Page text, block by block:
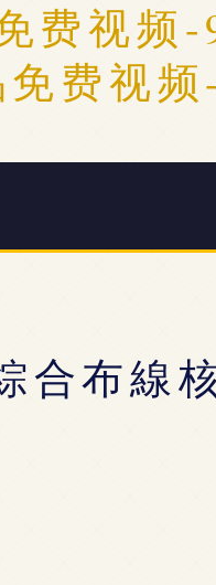
费视频-
费视频
合布線